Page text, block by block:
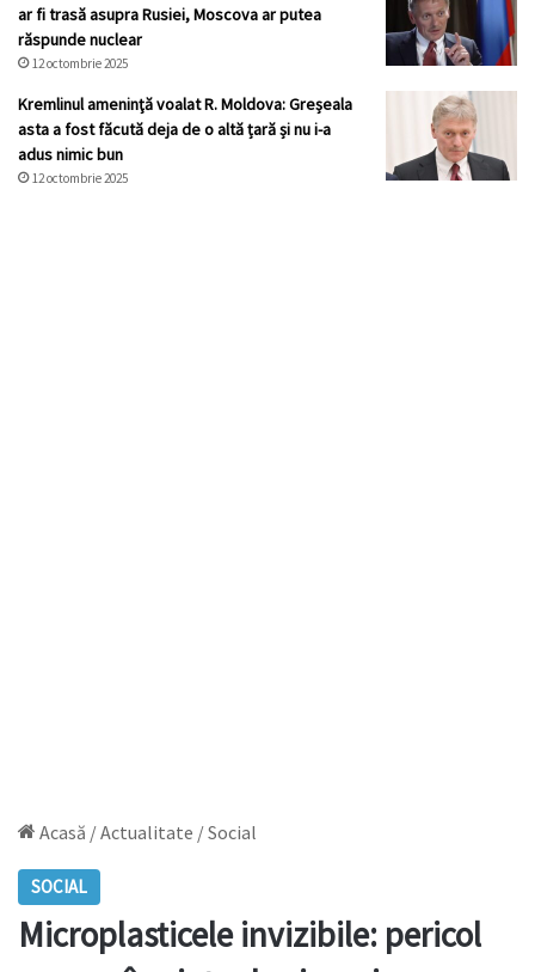
ar fi trasă asupra Rusiei, Moscova ar putea
răspunde nuclear
12 octombrie 2025
Kremlinul ameninţă voalat R. Moldova: Greșeala
asta a fost făcută deja de o altă țară și nu i-a
adus nimic bun
12 octombrie 2025